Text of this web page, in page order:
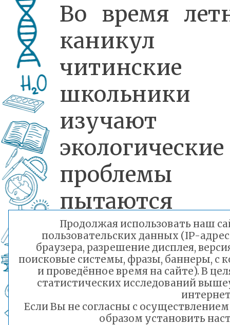
Во время
каникул
читинские
школьники
изучают
экологические
пытаются
решить.
проводят
химический
анализ
Продолжая использовать наш
пользовательских данных (IP-
браузера, разрешение дисплея,
поисковые системы, фразы, баннеры, с
и проведённое время на сайте). В
статистических исследований
Если Вы не согласны с
образом установить